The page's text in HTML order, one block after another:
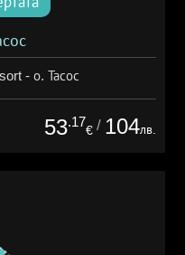
- о. Тасос
53.17
€ / 104лв.